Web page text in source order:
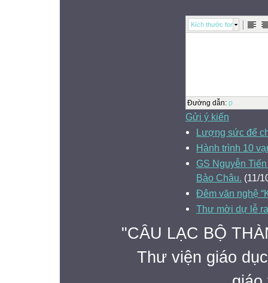
Kích thước font
Đường dẫn: p
Gửi ý kiến
Lượng sức để
Hành trình 10
GS Nguyễn
Bảo Châu. (11/
Đêm văn nghệ
Thư mời dự lễ
"CÂU LẠC BỘ
Thư viện giáo